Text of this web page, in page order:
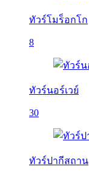
ทัวร์โมร็อกโก
8
ทัวร์นอร์เวย์
30
ทัวร์ปากีสถาน